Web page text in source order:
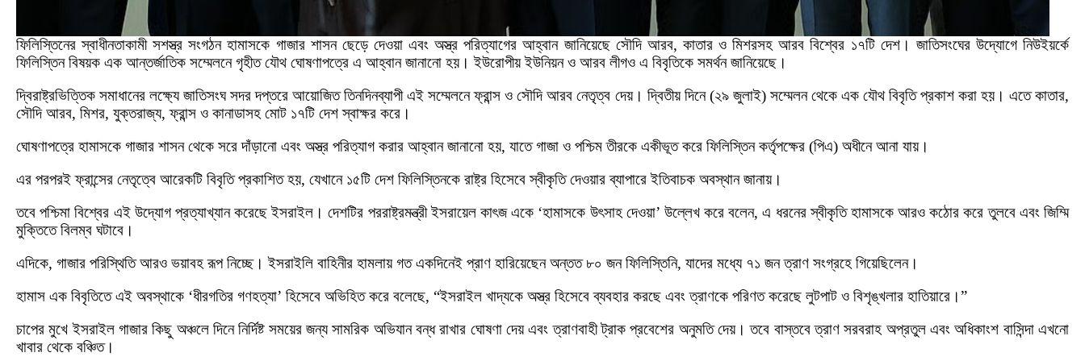
ফিলিস্তিনের স্বাধীনতাকামী সশস্ত্র সংগঠন হামাসকে গাজার শাসন ছেড়ে দেওয়া এবং অস্ত্র পরিত্যাগের আহ্বান জানিয়েছে সৌদি আরব, কাতার ও মিশরসহ আরব বিশ্বের ১৭টি দেশ। জাতিসংঘের উদ্যোগে নিউইয়র্কে
ফিলিস্তিন বিষয়ক এক আন্তর্জাতিক সম্মেলনে গৃহীত যৌথ ঘোষণাপত্রে এ আহ্বান জানানো হয়। ইউরোপীয় ইউনিয়ন ও আরব লীগও এ বিবৃতিকে সমর্থন জানিয়েছে।
দ্বিরাষ্ট্রভিত্তিক সমাধানের লক্ষ্যে জাতিসংঘ সদর দপ্তরে আয়োজিত তিনদিনব্যাপী এই সম্মেলনে ফ্রান্স ও সৌদি আরব নেতৃত্ব দেয়। দ্বিতীয় দিনে (২৯ জুলাই) সম্মেলন থেকে এক যৌথ বিবৃতি প্রকাশ করা হয়। এতে কাতার,
সৌদি আরব, মিশর, যুক্তরাজ্য, ফ্রান্স ও কানাডাসহ মোট ১৭টি দেশ স্বাক্ষর করে।
ঘোষণাপত্রে হামাসকে গাজার শাসন থেকে সরে দাঁড়ানো এবং অস্ত্র পরিত্যাগ করার আহ্বান জানানো হয়, যাতে গাজা ও পশ্চিম তীরকে একীভূত করে ফিলিস্তিন কর্তৃপক্ষের (পিএ) অধীনে আনা যায়।
এর পরপরই ফ্রান্সের নেতৃত্বে আরেকটি বিবৃতি প্রকাশিত হয়, যেখানে ১৫টি দেশ ফিলিস্তিনকে রাষ্ট্র হিসেবে স্বীকৃতি দেওয়ার ব্যাপারে ইতিবাচক অবস্থান জানায়।
তবে পশ্চিমা বিশ্বের এই উদ্যোগ প্রত্যাখ্যান করেছে ইসরাইল। দেশটির পররাষ্ট্রমন্ত্রী ইসরায়েল কাৎজ একে ‘হামাসকে উৎসাহ দেওয়া’ উল্লেখ করে বলেন, এ ধরনের স্বীকৃতি হামাসকে আরও কঠোর করে তুলবে এবং জিম্মি
মুক্তিতে বিলম্ব ঘটাবে।
এদিকে, গাজার পরিস্থিতি আরও ভয়াবহ রূপ নিচ্ছে। ইসরাইলি বাহিনীর হামলায় গত একদিনেই প্রাণ হারিয়েছেন অন্তত ৮০ জন ফিলিস্তিনি, যাদের মধ্যে ৭১ জন ত্রাণ সংগ্রহে গিয়েছিলেন।
হামাস এক বিবৃতিতে এই অবস্থাকে ‘ধীরগতির গণহত্যা’ হিসেবে অভিহিত করে বলেছে, “ইসরাইল খাদ্যকে অস্ত্র হিসেবে ব্যবহার করছে এবং ত্রাণকে পরিণত করেছে লুটপাট ও বিশৃঙ্খলার হাতিয়ারে।”
চাপের মুখে ইসরাইল গাজার কিছু অঞ্চলে দিনে নির্দিষ্ট সময়ের জন্য সামরিক অভিযান বন্ধ রাখার ঘোষণা দেয় এবং ত্রাণবাহী ট্রাক প্রবেশের অনুমতি দেয়। তবে বাস্তবে ত্রাণ সরবরাহ অপ্রতুল এবং অধিকাংশ বাসিন্দা এখনো
খাবার থেকে বঞ্চিত।